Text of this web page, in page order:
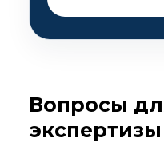
Вопросы